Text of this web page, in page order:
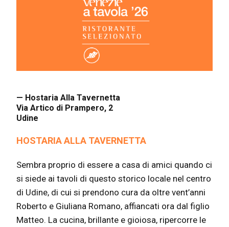
— Hostaria Alla Tavernetta
Via Artico di Prampero, 2
Udine
HOSTARIA ALLA TAVERNETTA
Sembra proprio di essere a casa di amici quando ci
si siede ai tavoli di questo storico locale nel centro
di Udine, di cui si prendono cura da oltre vent’anni
Roberto e Giuliana Romano, affiancati ora dal figlio
Matteo. La cucina, brillante e gioiosa, ripercorre le